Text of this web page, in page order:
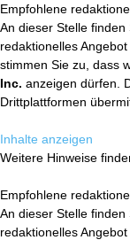
Empfohlene
An dieser Stelle
redaktionelles
stimmen Sie zu, dass
Inc. anzeigen dürfen.
Drittplattformen
Inhalte anzeigen
Weitere Hinweise
Empfohlene
An dieser Stelle
redaktionelles